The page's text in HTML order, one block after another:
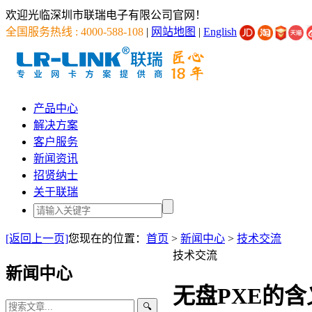
欢迎光临深圳市联瑞电子有限公司官网！
全国服务热线 : 4000-588-108 | 网站地图 | English
产品中心
解决方案
客户服务
新闻资讯
招贤纳士
关于联瑞
[返回上一页]您现在的位置： 首页 > 新闻中心 > 技术交流
新闻中心
🔍
技术交流
无盘PXE的含